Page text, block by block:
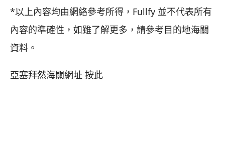
*以上內容均由網絡參考所得，Fullfy 並不代表所有
內容的準確性，如雖了解更多，請參考目的地海關
資料。
亞塞拜然海關網址 按此